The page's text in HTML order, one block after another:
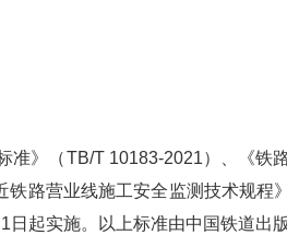
准》（TB/T 10183-2021）、《铁
铁路营业线施工安全监测技术规程
起实施。以上标准由中国铁道出